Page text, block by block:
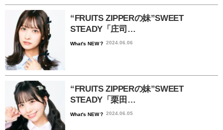
“FRUITS ZIPPERの妹”SWEET
STEADY「庄司…
What's NEW？ 2024.06.06
“FRUITS ZIPPERの妹”SWEET
STEADY「栗田…
What's NEW？ 2024.06.05